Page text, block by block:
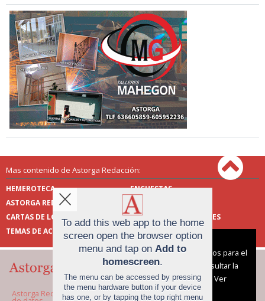
Mas contenido de Astorga Redacción:
HEMEROTECA
ENCUESTAS
ASTORGA REDACCIÓN
PUBLICIDAD
CARTAS DE LOS LECTORES
FOTOS DE LOS LECTORES
TEMAS DE ACTUALIDAD
Astorga Redacción |Términos de uso|Protección
Aviso sobre el Uso de cookies:
Utilizamos cookies nuestras y de terceros para el
funcionamiento del digital. Puedes consultar la
lista de cookies y como desconectarlas.
Ver
nuestra Política de Privacidad y Cookies
To add this web app to the home
screen open the browser option
menu and tap on Add to
homescreen.
The menu can be accessed by pressing
the menu hardware button if your device
has one, or by tapping the top right menu